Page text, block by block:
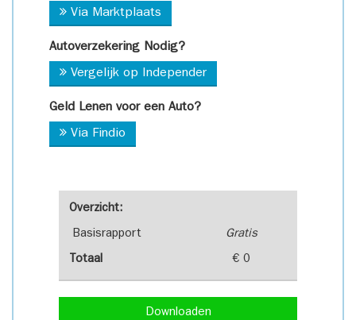
Overzicht:
Basisrapport Gratis
Totaal € 0
Downloaden
Via Marktplaats
Autoverzekering Nodig?
Vergelijk op Independer
Geld Lenen voor een Auto?
Via Findio